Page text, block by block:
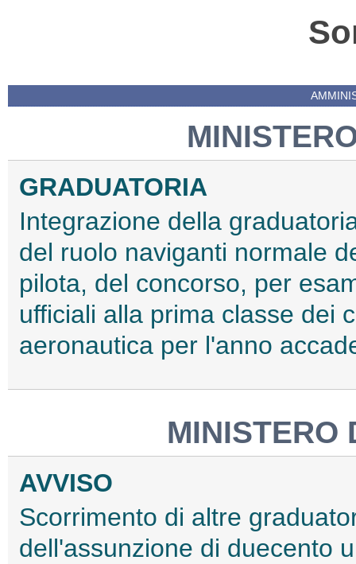
GRADUATORIA
Integrazione della
del ruolo naviganti normale
pilota, del concorso, per
ufficiali alla prima classe dei
aeronautica per l'anno
MINISTERO
AVVISO
Scorrimento di altre
dell'assunzione di duecento